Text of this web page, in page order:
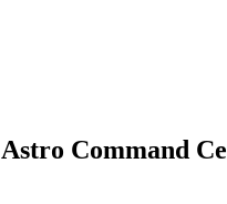
Astro Command